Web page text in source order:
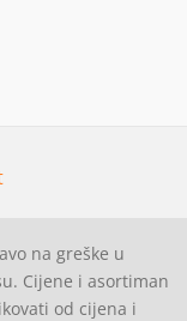
na greške u
Cijene i asortiman
od cijena i